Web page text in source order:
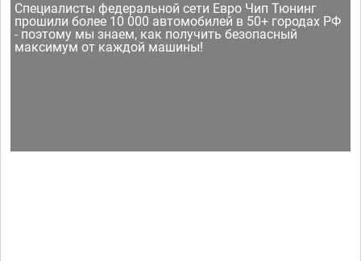
Специалисты федеральной сети Евро Чип Тюнинг
прошили более 10 000 автомобилей в 50+ городах РФ
- поэтому мы знаем, как получить безопасный
максимум от каждой машины!